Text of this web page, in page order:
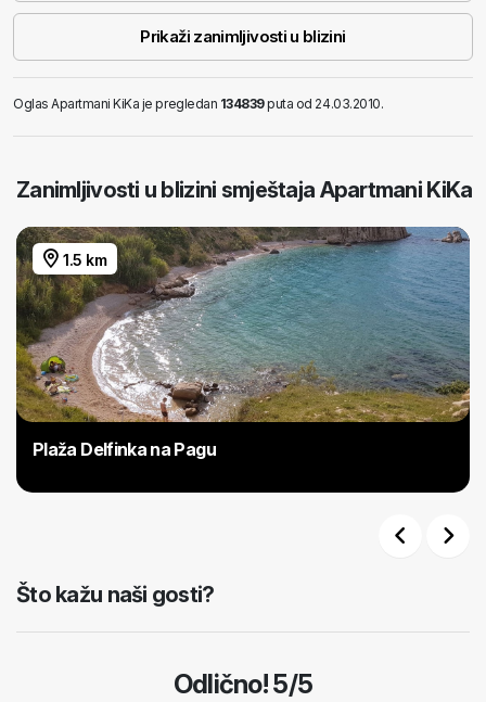
Prikaži zanimljivosti u blizini
Oglas Apartmani KiKa je pregledan 134839puta od 24.03.2010.
Zanimljivosti u blizini smještaja Apartmani KiKa
1.5 km
Plaža Delfinka na Pagu
Što kažu naši gosti?
Odlično! 5/5